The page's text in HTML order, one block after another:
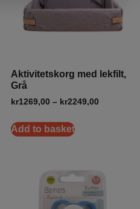
Aktivitetskorg med lekfilt,
Grå
kr1269,00 – kr2249,00
Add to basket